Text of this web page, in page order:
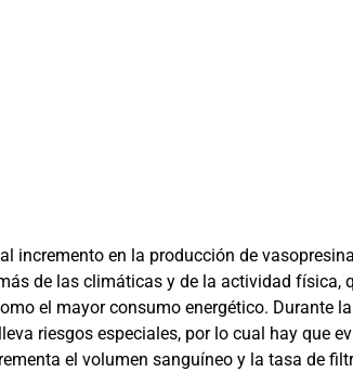
incremento en la producción de
de las climáticas y de la actividad física,
el mayor consumo energético. Durante
riesgos especiales, por lo cual hay que
el volumen sanguíneo y la tasa de